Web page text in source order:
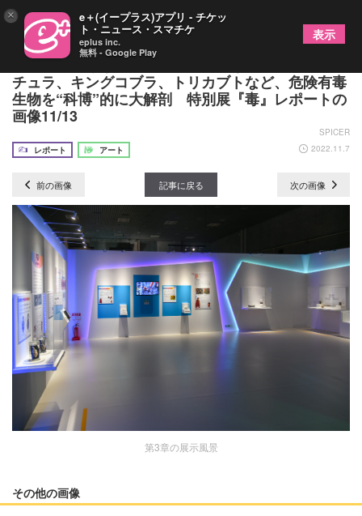
触れてはいけないものほど見たくなる！？ タラン
チュラ、キングコブラ、トリカブトなど、危険有毒
生物を“科博”的に大解剖 特別展『毒』レポートの
画像11/13
SPICER
レポート
アート 2022.11.7
前の画像 記事に戻る 次の画像
第3章の展示風景
その他の画像
× e＋(イープラス)アプリ - チケッ
ト・ニュース・スマチケ
eplus inc.
無料 - Google Play
表示